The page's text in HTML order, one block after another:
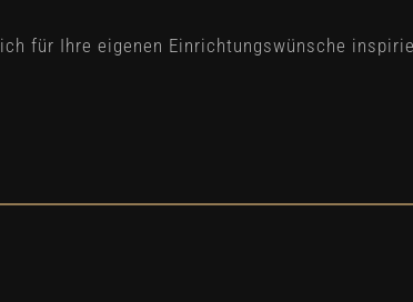
für Ihre eigenen Einrichtungswünsche